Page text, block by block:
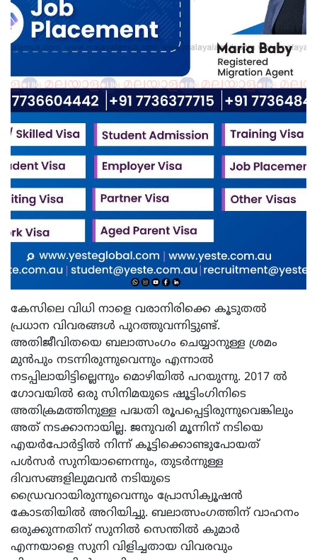
കേസിലെ വിധി നാളെ വരാനിരിക്കെ കൂടുതൽ
പ്രധാന വിവരങ്ങൾ പുറത്തുവന്നിട്ടുണ്ട്.
അതിജീവിതയെ ബലാത്സംഗം ചെയ്യാനുള്ള ശ്രമം
മുൻപും നടന്നിരുന്നുവെന്നും എന്നാൽ
നടപ്പിലായിട്ടില്ലെന്നും മൊഴിയിൽ പറയുന്നു. 2017 ൽ
ഗോവയിൽ ഒരു സിനിമയുടെ ഷൂട്ടിംഗിനിടെ
അതിക്രമത്തിനുള്ള പദ്ധതി രൂപപ്പെട്ടിരുന്നുവെങ്കിലും
അത് നടക്കാനായില്ല. ജനുവരി മൂന്നിന് നടിയെ
എയർപോർട്ടിൽ നിന്ന് കൂട്ടിക്കൊണ്ടുപോയത്
പൾസർ സുനിയാണെന്നും, തുടർന്നുള്ള
ദിവസങ്ങളിലുമവൻ നടിയുടെ
ഡ്രൈവറായിരുന്നുവെന്നും പ്രോസിക്യൂഷൻ
കോടതിയിൽ അറിയിച്ചു. ബലാത്സംഗത്തിന് വാഹനം
ഒരുക്കുന്നതിന് സുനിൽ സെന്തിൽ കുമാർ
എന്നയാളെ സുനി വിളിച്ചതായ വിവരവും